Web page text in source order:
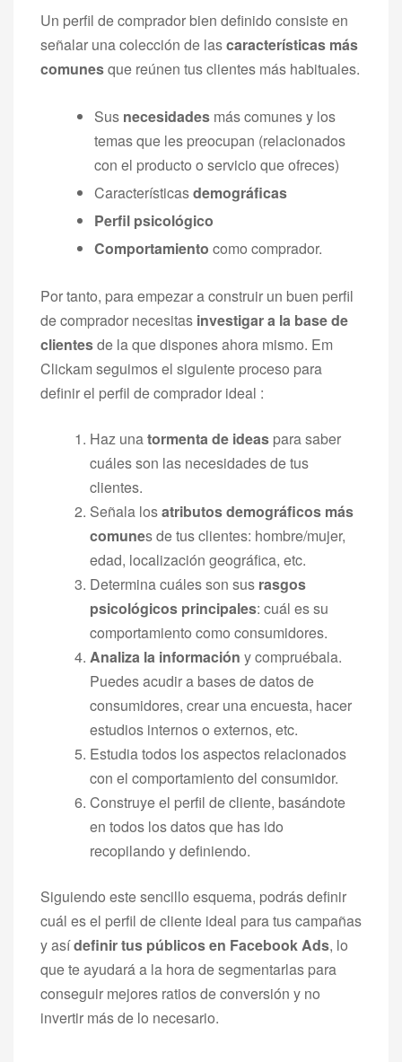
Un perfil de comprador bien definido consiste en
señalar una colección de lascaracterísticas más
comunesque reúnen tus clientes más habituales.
Sus necesidades más comunes y los
temas que les preocupan (relacionados
con el producto o servicio que ofreces)
Característicasdemográficas
Perfil psicológico
Comportamiento como comprador.
Por tanto, para empezar a construir un buen perfil
de comprador necesitas investigar a la base de
clientesde la que dispones ahora mismo. Em
Clickam seguimos el siguiente proceso para
definir el perfil de comprador ideal :
Haz unatormenta de ideas para saber
cuáles son las necesidades de tus
clientes.
Señala losatributos demográficos más
comunes de tus clientes: hombre/mujer,
edad, localización geográfica, etc.
Determina cuáles son sus rasgos
psicológicos principales: cuál es su
comportamiento como consumidores.
Analiza la información y compruébala.
Puedes acudir a bases de datos de
consumidores, crear una encuesta, hacer
estudios internos o externos, etc.
Estudia todos los aspectos relacionados
con el comportamiento del consumidor.
Construye el perfil de cliente, basándote
en todos los datosque has ido
recopilando y definiendo.
Siguiendo este sencillo esquema, podrás definir
cuál es el perfil de cliente ideal para tus campañas
y asídefinir tus públicos en Facebook Ads, lo
que te ayudará a la hora de segmentarlas para
conseguir mejores ratios de conversión y no
invertir más de lo necesario.